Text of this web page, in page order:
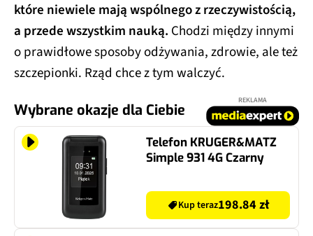
które niewiele mają wspólnego z rzeczywistością,
a przede wszystkim nauką. Chodzi między innymi
o prawidłowe sposoby odżywania, zdrowie, ale też
szczepionki. Rząd chce z tym walczyć.
Wybrane okazje dla Ciebie
REKLAMA
Telefon KRUGER&MATZ
Simple 931 4G Czarny
Kup teraz198.84 zł